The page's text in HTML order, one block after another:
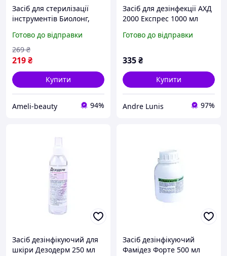
Засіб для стерилізації
інструментів Биолонг,
Готово до відправки
219₴
269 ₴
Купити
Ameli-beauty 94%
Засіб для дезінфекції АХД
2000 Експрес 1000 мл
Готово до відправки
335₴
Купити
Andre Lunis 97%
Засіб дезінфікуючий для
шкіри Дезодерм 250 мл
Засіб дезінфікуючий
Фамідез Форте 500 мл